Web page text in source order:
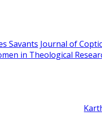
Savants Journal of
in Theological